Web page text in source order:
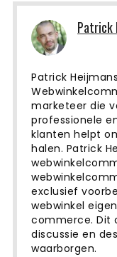
Patrick
Patrick
marketeer die
professionele
klanten helpt
halen. Patrick
exclusief
webwinkel
commerce. Dit
discussie en
waarborgen.